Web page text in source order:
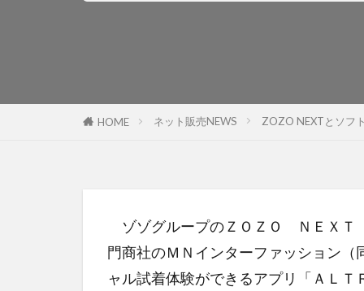
HOME ネット販売NEWS ZOZO NEXTとソフ
ゾゾグループのＺＯＺＯ ＮＥＸＴ
門商社のＭＮインターファッション
ャル試着体験ができるアプリ「ＡＬ